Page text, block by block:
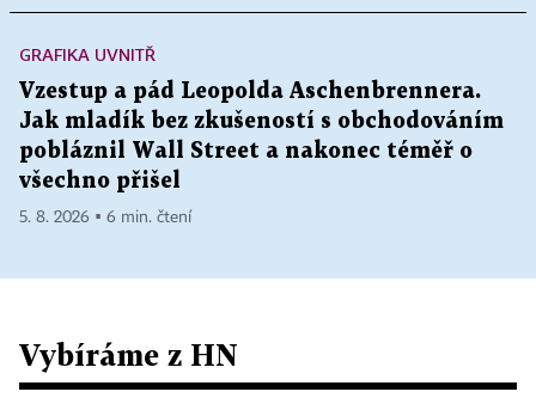
GRAFIKA UVNITŘ
Vzestup a pád Leopolda Aschenbrennera.
Jak mladík bez zkušeností s obchodováním
pobláznil Wall Street a nakonec téměř o
všechno přišel
5. 8. 2026 ▪ 6 min. čtení
Vybíráme z HN